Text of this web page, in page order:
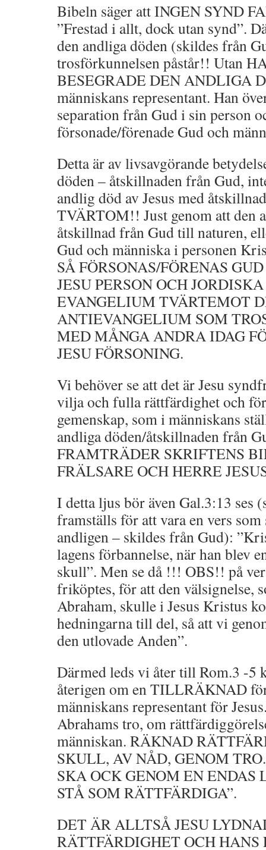
Bibeln säger att INGEN SYND
”Frestad i allt, dock utan synd”.
den andliga döden (skildes från
trosförkunnelsen påstår!! Utan
BESEGRADE DEN ANDLIGA
människans representant. Han
separation från Gud i sin person
försonade/förenade Gud och
Detta är av livsavgörande
döden – åtskillnaden från Gud,
andlig död av Jesus med
TVÄRTOM!! Just genom att den
åtskillnad från Gud till naturen,
Gud och människa i personen
SÅ FÖRSONAS/FÖRENAS
JESU PERSON OCH
EVANGELIUM TVÄRTEMOT
ANTIEVANGELIUM SOM
MED MÅNGA ANDRA IDAG
JESU FÖRSONING.
Vi behöver se att det är Jesu
vilja och fulla rättfärdighet och
gemenskap, som i människans
andliga döden/åtskillnaden från
FRAMTRÄDER SKRIFTENS
FRÄLSARE OCH HERRE
I detta ljus bör även Gal.3:13 ses
framställs för att vara en vers som
andligen – skildes från Gud):
lagens förbannelse, när han blev
skull”. Men se då !!! OBS!! på
friköptes, för att den välsignelse,
Abraham, skulle i Jesus Kristus
hedningarna till del, så att vi
den utlovade Anden”.
Därmed leds vi åter till Rom.3 -5
återigen om en TILLRÄKNAD
människans representant för
Abrahams tro, om
människan. RÄKNAD
SKULL, AV NÅD, GENOM
SKA OCK GENOM EN ENDAS
STÅ SOM RÄTTFÄRDIGA”.
DET ÄR ALLTSÅ JESU
RÄTTFÄRDIGHET OCH HANS